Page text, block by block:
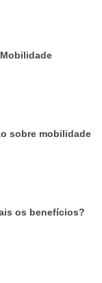
sobre mobilidade
os benefícios?